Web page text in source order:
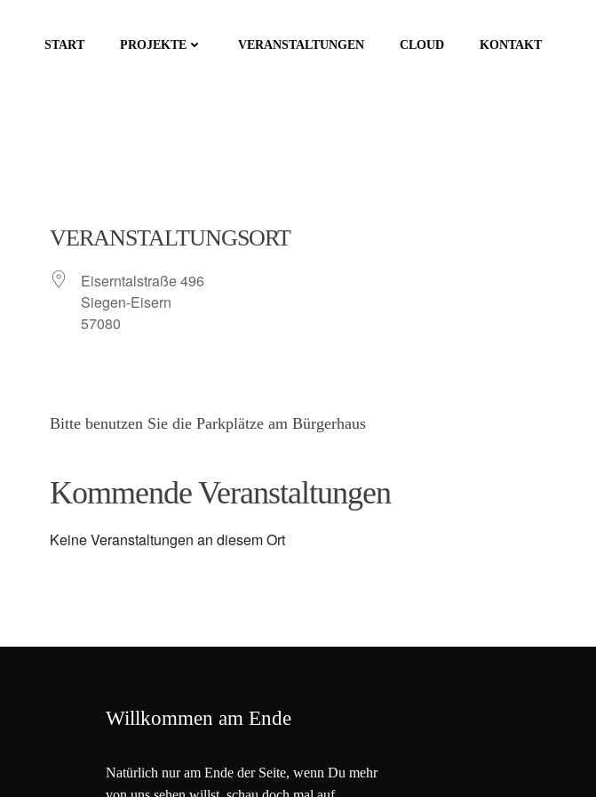
START PROJEKTE VERANSTALTUNGEN CLOUD KONTAKT
VERANSTALTUNGSORT
Eiserntalstraße 496
Siegen-Eisern
57080
Bitte benutzen Sie die Parkplätze am Bürgerhaus
Kommende Veranstaltungen
Keine Veranstaltungen an diesem Ort
Willkommen am Ende
Natürlich nur am Ende der Seite, wenn Du mehr